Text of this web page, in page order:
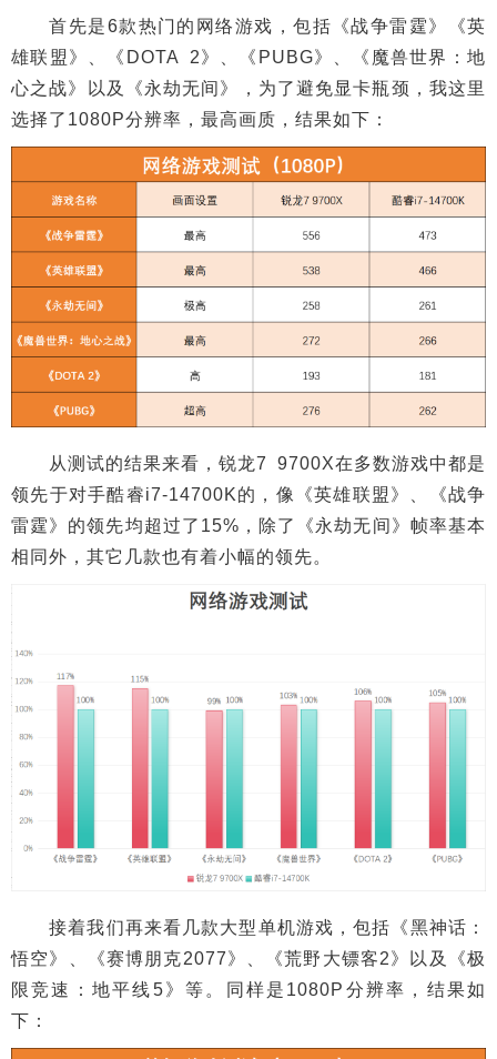
首先是6款热门的网络游戏，包括《战争雷霆》《英
雄联盟》、《DOTA 2》、《PUBG》、《魔兽世界：地
心之战》以及《永劫无间》，为了避免显卡瓶颈，我这里
选择了1080P分辨率，最高画质，结果如下：
从测试的结果来看，锐龙7 9700X在多数游戏中都是
领先于对手酷睿i7-14700K的，像《英雄联盟》、《战争
雷霆》的领先均超过了15%，除了《永劫无间》帧率基本
相同外，其它几款也有着小幅的领先。
接着我们再来看几款大型单机游戏，包括《黑神话：
悟空》、《赛博朋克2077》、《荒野大镖客2》以及《极
限竞速：地平线5》等。同样是1080P分辨率，结果如
下：